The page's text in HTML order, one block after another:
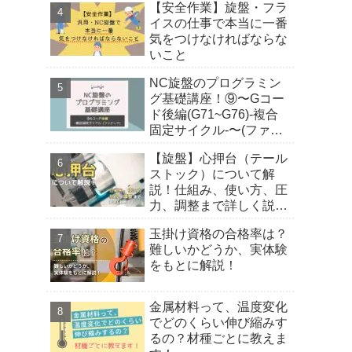
【安全作業】旋盤・フラ
イスの仕事で本当に一番
気をつけなければならな
いこと
NC旋盤のプログラミン
グ基礎講座！⑨〜Gコー
ド後編(G71~G76)-複合
固定サイクル-〜(ファナ
【旋盤】心押台（テール
ストック）について解
説！仕組み、使い方、圧
力、調整まで詳しく説明
玉掛け資格の合格率は？
難しいかどうか、実体験
をもとに解説！
金属材料って、温度変化
でどのくらい伸び縮みす
るの？材種ごとに教えま